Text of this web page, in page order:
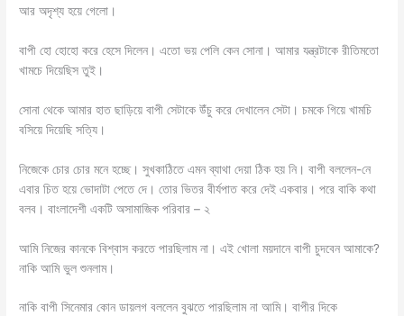
আর অদৃশ্য হয়ে গেলো।
বাপী হো হোহো করে হেসে দিলেন। এতো ভয় পেলি কেন সোনা। আমার যন্ত্রটাকে রীতিমতো
খামচে দিয়েছিস তুই।
সোনা থেকে আমার হাত ছাড়িয়ে বাপী সেটাকে উঁচু করে দেখালেন সেটা। চমকে গিয়ে খামচি
বসিয়ে দিয়েছি সত্যি।
নিজেকে চোর চোর মনে হচ্ছে। সুখকাঠিতে এমন ব্যাথা দেয়া ঠিক হয় নি। বাপী বললেন-নে
এবার চিত হয়ে ভোদাটা পেতে দে। তোর ভিতর বীর্যপাত করে দেই একবার। পরে বাকি কথা
বলব। বাংলাদেশী একটি অসামাজিক পরিবার – ২
আমি নিজের কানকে বিশ্বাস করতে পারছিলাম না। এই খোলা ময়দানে বাপী চুদবেন আমাকে?
নাকি আমি ভুল শুনলাম।
নাকি বাপী সিনেমার কোন ডায়লগ বললেন বুঝতে পারছিলাম না আমি। বাপীর দিকে